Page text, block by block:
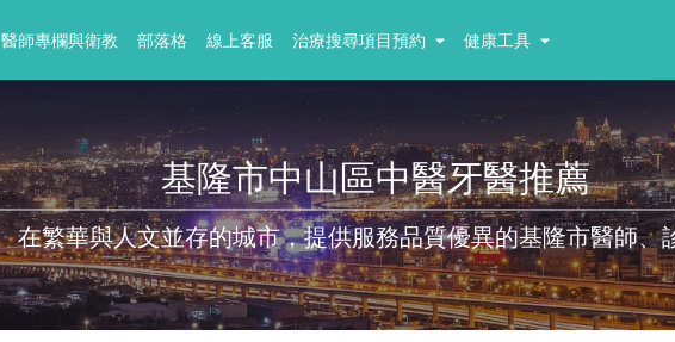
醫師專欄與衛教 部落格 線上客服 治療搜尋項目預約 健康工具
基隆市中山區中醫牙醫推薦
在繁華與人文並存的城市，提供服務品質優異的基隆市醫師、